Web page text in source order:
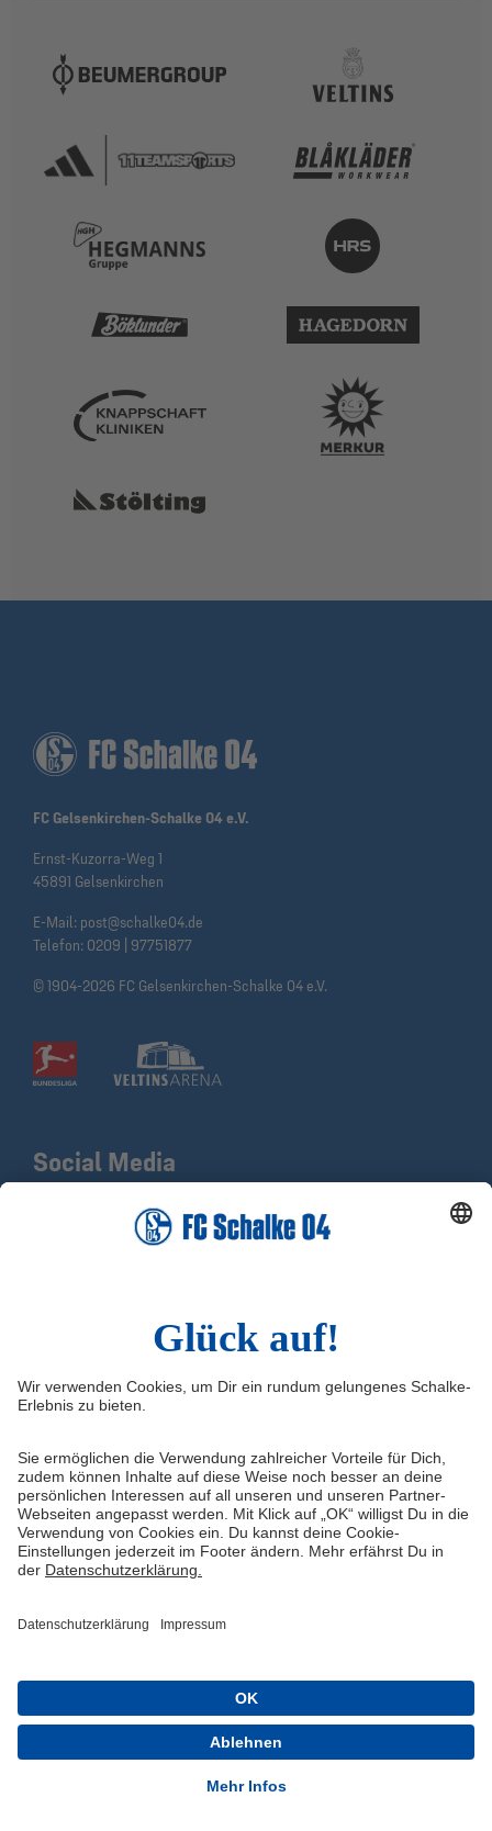
FC Gelsenkirchen-Schalke 04 e.V.
Ernst-Kuzorra-Weg 1
45891 Gelsenkirchen
E-Mail: post@schalke04.de
Telefon: 0209 | 97751877
© 1904-2026 FC Gelsenkirchen-Schalke 04 e.V.
Impressum
Medienportal
FAQ
Datenschutz
Haftungsausschluss
Quicklinks
Shop
schalke04.de
Schalke TV
VELTINS-Arena
ERWIN buchen
Social Media
X
Schalke 04 - Offizielle App